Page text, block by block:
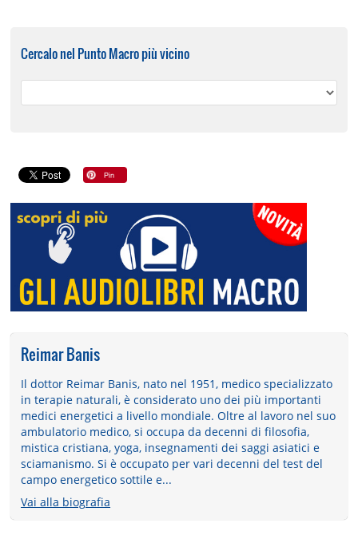
Cercalo nel Punto Macro più vicino
Reimar Banis
Il dottor Reimar Banis, nato nel 1951, medico specializzato
in terapie naturali, è considerato uno dei più importanti
medici energetici a livello mondiale. Oltre al lavoro nel suo
ambulatorio medico, si occupa da decenni di filosofia,
mistica cristiana, yoga, insegnamenti dei saggi asiatici e
sciamanismo. Si è occupato per vari decenni del test del
campo energetico sottile e...
Vai alla biografia